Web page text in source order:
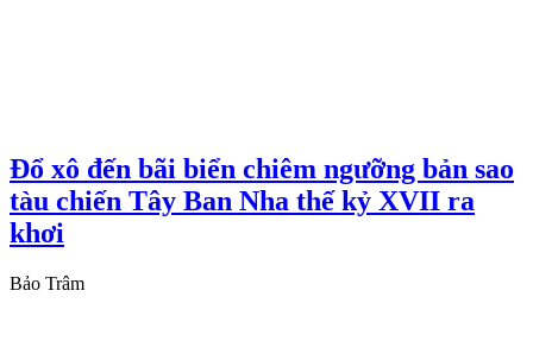
Đổ xô đến bãi biển chiêm ngưỡng bản sao
tàu chiến Tây Ban Nha thế kỷ XVII ra
khơi
Bảo Trâm